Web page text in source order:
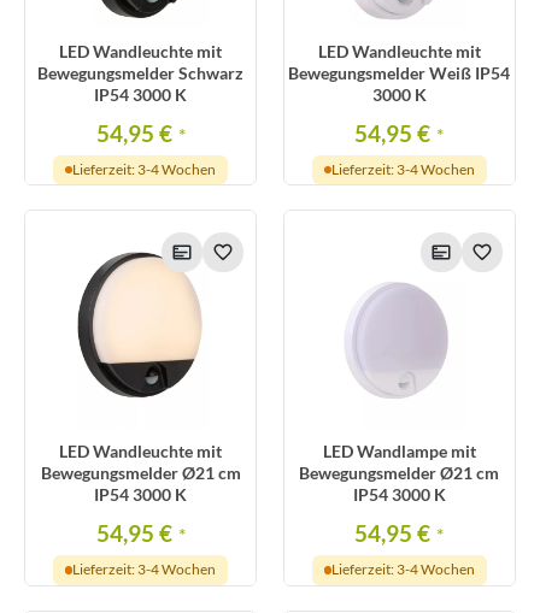
LED Wandleuchte mit
Bewegungsmelder Schwarz
IP54 3000 K
54,95 € *
Lieferzeit: 3-4 Wochen
LED Wandleuchte mit
Bewegungsmelder Weiß IP54
3000 K
54,95 € *
Lieferzeit: 3-4 Wochen
LED Wandleuchte mit
Bewegungsmelder Ø21 cm
IP54 3000 K
54,95 € *
Lieferzeit: 3-4 Wochen
LED Wandlampe mit
Bewegungsmelder Ø21 cm
IP54 3000 K
54,95 € *
Lieferzeit: 3-4 Wochen